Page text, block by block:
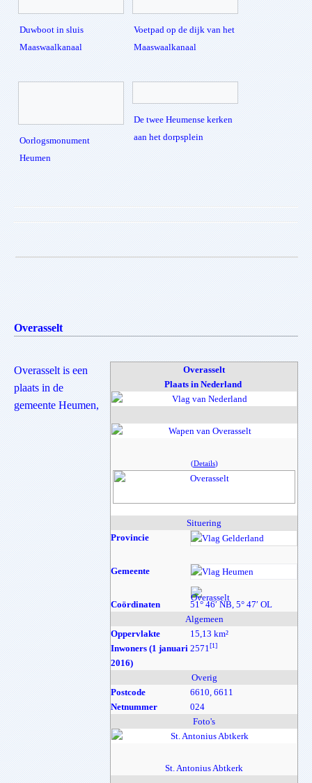
Duwboot in sluis
Maaswaalkanaal
Voetpad op de dijk van het
Maaswaalkanaal
Oorlogsmonument
Heumen
De twee Heumense kerken
aan het dorpsplein
Overasselt
Overasselt
Plaats in Nederland
(Details)
Situering
Provincie
Gemeente
Coördinaten
51° 46′ NB, 5° 47′ OL
Algemeen
Oppervlakte
15,13 km²
Inwoners (1 januari
2016)
2571 [1]
Overig
Postcode
6610, 6611
Netnummer
024
Foto's
St. Antonius Abtkerk
Overasselt is een
plaats in de
gemeente Heumen,